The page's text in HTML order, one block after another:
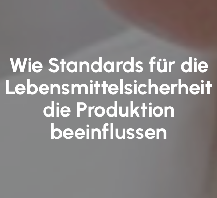
Wie Standards für die
Lebensmittelsicherheit
die Produktion
beeinflussen